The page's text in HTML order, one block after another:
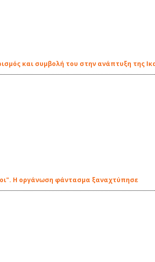
και συμβολή του στην ανάπτυξη της
Η οργάνωση φάντασμα ξαναχτύπησε